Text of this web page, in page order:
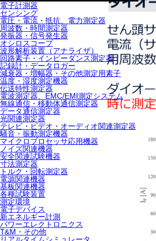
電子計測器
センシング
電圧・電流・抵抗、電力測定器
周波数・時間測定器
発振器・信号発生器
オシロスコープ
波形解析装置（アナライザ）
回路素子・インピーダンス測定器
記録計・データロガー
減衰器・増幅器・その他測定用素子
温度・湿度測定機器
伝送特性測定器
電波測定器、EMC/EMI測定システム
無線通信・移動体通信測定器
データ通信測定器
光関連測定器
テレビ・ビデオ・オーディオ関連測定器
騒音・振動測定機器
マイクロプロセッサ応用機器
ノイズ関連機器
安全関連試験機器
寸法測定器
トルク・回転測定器
電源関連機器
基板関連機器
各種試験装置
測定環境
電子デバイス
新エネルギー計測
パワーエレクトロニクス
T&M・その他
リアルタイムシミュレータ